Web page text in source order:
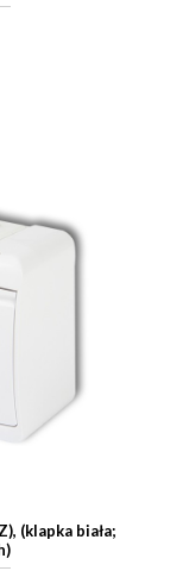
(klapka biała;